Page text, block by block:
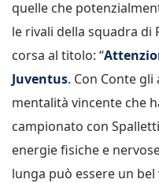
quelle che
le rivali della squadra di
corsa al titolo: “
Juventus. Con Conte
mentalità vincente che
campionato con
energie fisiche e
lunga può essere un